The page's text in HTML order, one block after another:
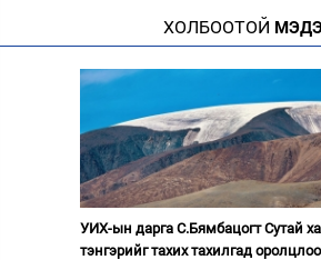
ХОЛБООТОЙ
УИХ-ын дарга С.Бямбацогт Сутай
тэнгэрийг тахих тахилгад оролцлоо